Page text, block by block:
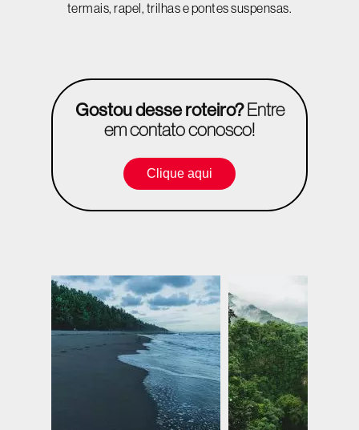
termais, rapel, trilhas e pontes suspensas.
Gostou desse roteiro?Entre
em contato conosco!
Clique aqui